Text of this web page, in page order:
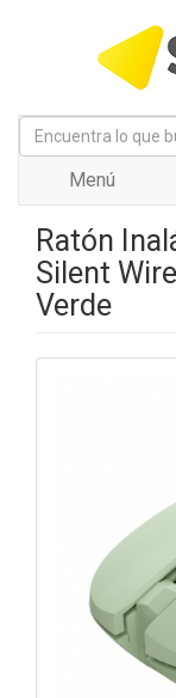
Menú
Ratón
Silent
Verde